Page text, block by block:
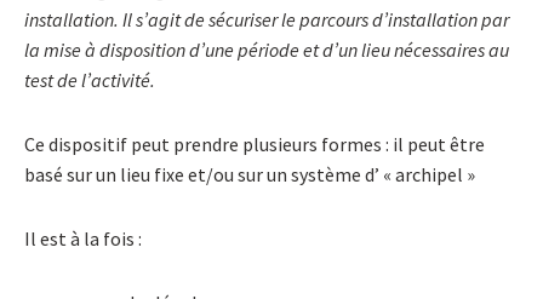
installation. Il s’agit de sécuriser le parcours d’installation par
la mise à disposition d’une période et d’un lieu nécessaires au
test de l’activité.
Ce dispositif peut prendre plusieurs formes : il peut être
basé sur un lieu fixe et/ou sur un système d’ « archipel »
Il est à la fois :